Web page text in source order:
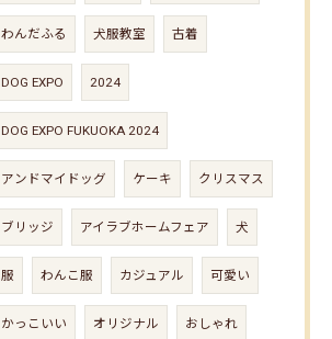
わんだふる 犬服教室 古着
DOG EXPO 2024
DOG EXPO FUKUOKA 2024
アンドマイドッグ ケーキ クリスマス
ブリッジ アイラブホームフェア 犬
服 わんこ服 カジュアル 可愛い
かっこいい オリジナル おしゃれ